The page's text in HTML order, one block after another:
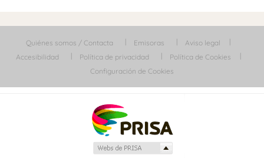
Quiénes somos / Contacta Emisoras
Aviso legal
Accesibilidad
Política de privacidad
Política de Cookies
Configuración de Cookies